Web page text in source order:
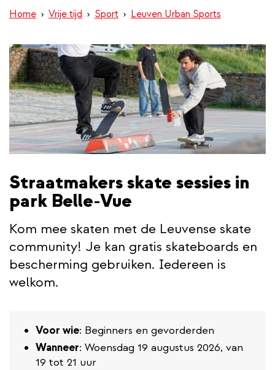
inhoud
gaan
Home Vrije tijd Sport Leuven Urban Sports
Straatmakers skate sessies in
park Belle-Vue
Kom mee skaten met de Leuvense skate
community! Je kan gratis skateboards en
bescherming gebruiken. Iedereen is
welkom.
Voor wie: Beginners en gevorderden
Wanneer: Woensdag 19 augustus 2026, van
19 tot 21 uur